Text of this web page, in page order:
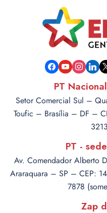
facebook
youtubeinstagram
x
PT
Setor Comercial Sul –
Toufic – Brasília – DF –
PT -
Av. Comendador Alberto
Araraquara – SP – CEP:
7878
Zap